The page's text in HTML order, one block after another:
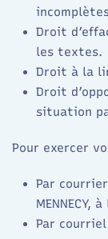
Droit
les textes.
Droit à la
Droit
situation
Pour exercer
Par courrier
MENNECY,
Par